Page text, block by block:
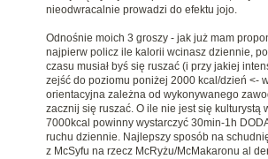
nieodwracalnie prowadzi do efektu jojo.
Odnośnie moich 3 groszy - jak już mam
najpierw policz ile kalorii wcinasz dziennie,
czasu musiał byś się ruszać (i przy jakiej
zejść do poziomu poniżej 2000 kcal/dzień <-
orientacyjna zależna od wykonywanego
zacznij się ruszać. O ile nie jest się kulturystą
7000kcal powinny wystarczyć 30min-1h
ruchu dziennie. Najlepszy sposób na
z McSyfu na rzecz McRyżu/McMakaronu al